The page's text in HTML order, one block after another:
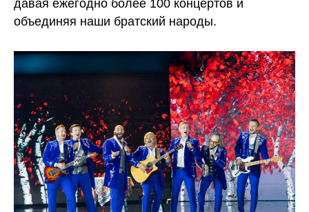
давая ежегодно более 100 концертов и
объединяя наши братский народы.